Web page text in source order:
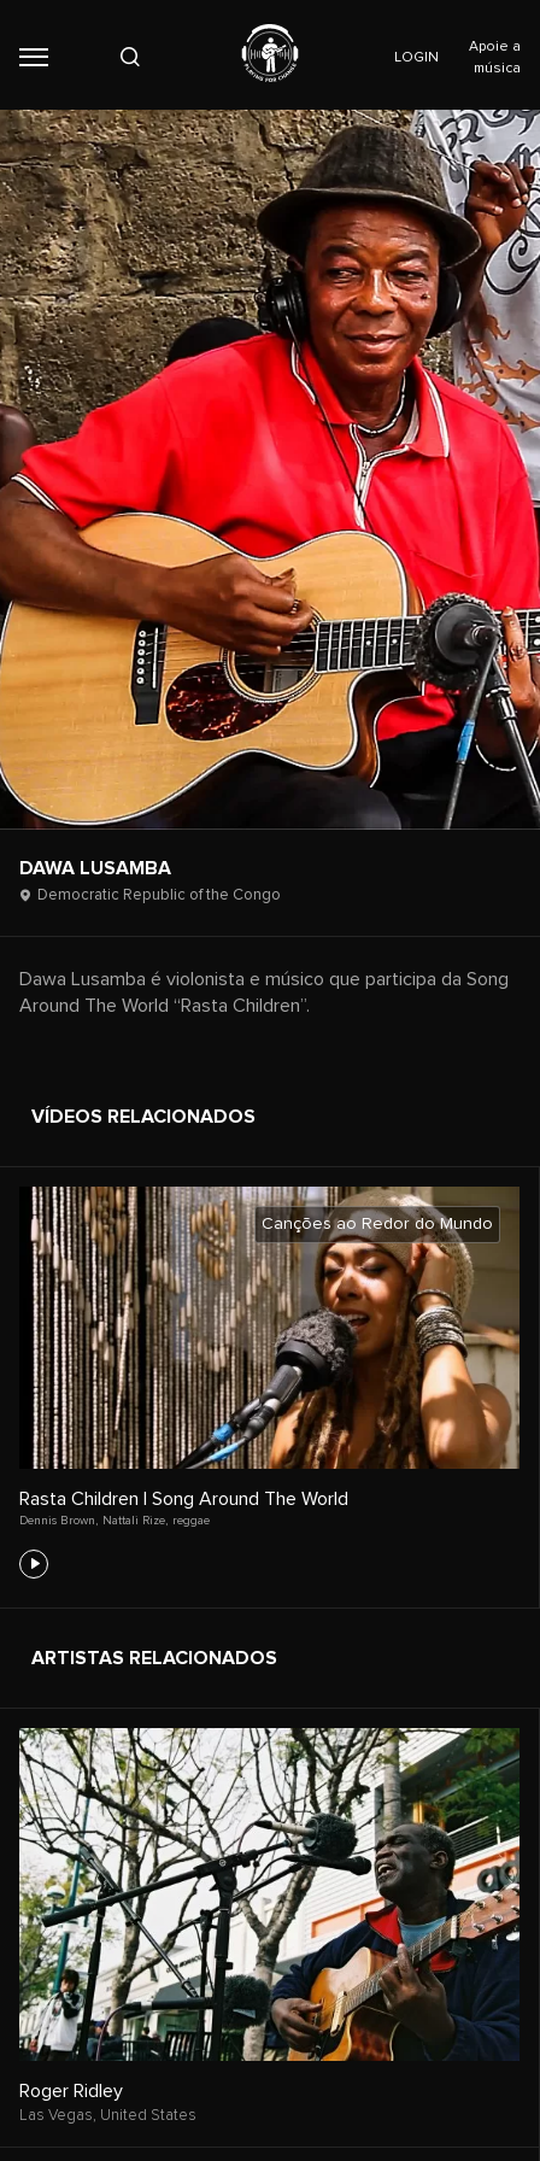
LOGIN
Apoie a
música
DAWA LUSAMBA
Democratic Republic of the Congo
Dawa Lusamba é violonista e músico que participa da Song
Around The World “Rasta Children”.
VÍDEOS RELACIONADOS
Canções ao Redor do Mundo
Rasta Children | Song Around The World
Dennis Brown Nattali Rize reggae
ARTISTAS RELACIONADOS
Roger Ridley
Las Vegas, United States